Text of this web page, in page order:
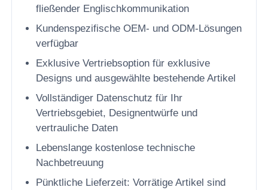
fließender Englischkommunikation
Kundenspezifische OEM- und ODM-Lösungen
verfügbar
Exklusive Vertriebsoption für exklusive
Designs und ausgewählte bestehende Artikel
Vollständiger Datenschutz für Ihr
Vertriebsgebiet, Designentwürfe und
vertrauliche Daten
Lebenslange kostenlose technische
Nachbetreuung
Pünktliche Lieferzeit: Vorrätige Artikel sind